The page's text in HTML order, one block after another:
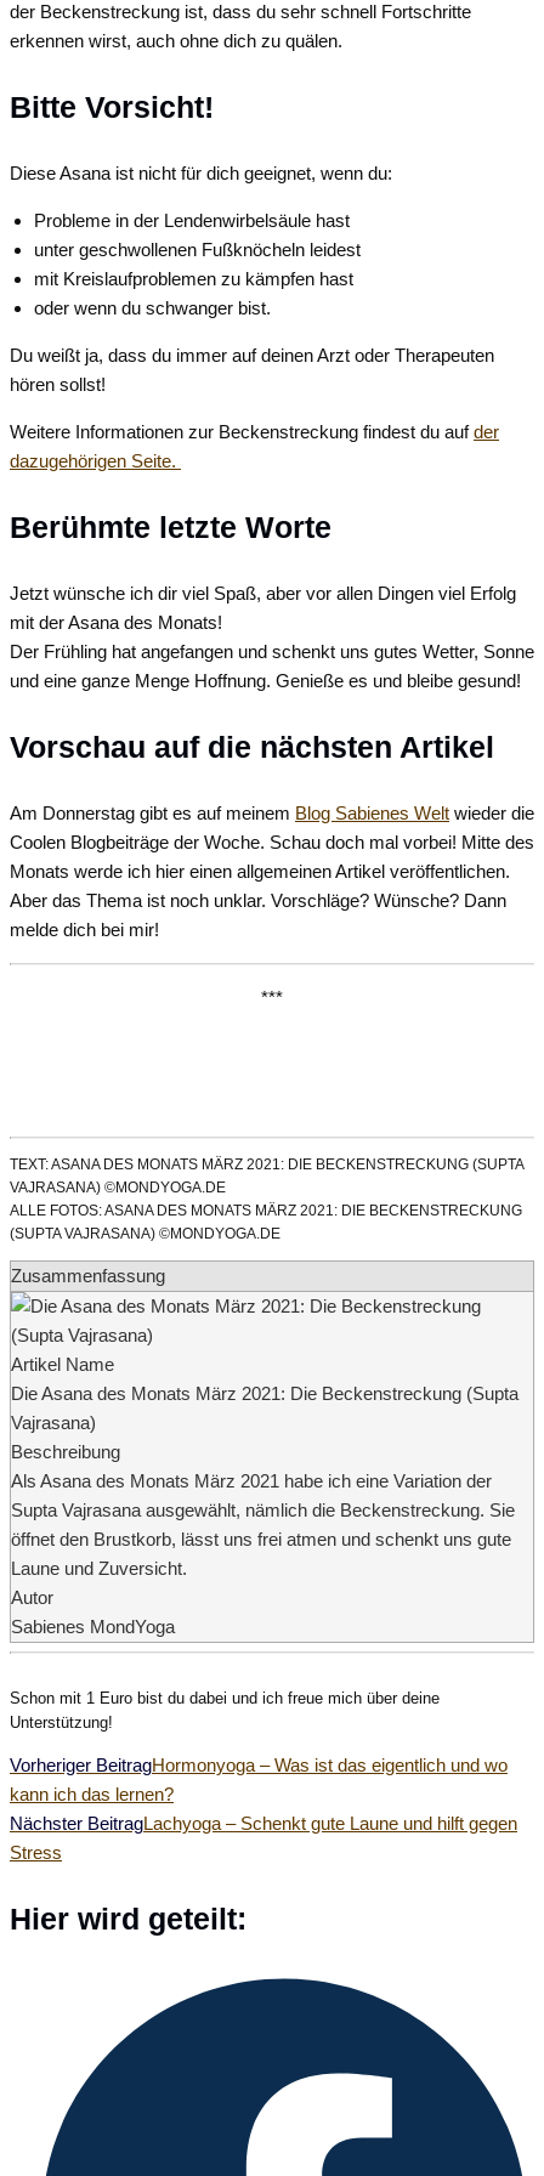
der Beckenstreckung ist, dass du sehr schnell Fortschritte
erkennen wirst, auch ohne dich zu quälen.
Bitte Vorsicht!
Diese Asana ist nicht für dich geeignet, wenn du:
Probleme in der Lendenwirbelsäule hast
unter geschwollenen Fußknöcheln leidest
mit Kreislaufproblemen zu kämpfen hast
oder wenn du schwanger bist.
Du weißt ja, dass du immer auf deinen Arzt oder Therapeuten
hören sollst!
Weitere Informationen zur Beckenstreckung findest du aufder
dazugehörigen Seite.
Berühmte letzte Worte
Jetzt wünsche ich dir viel Spaß, aber vor allen Dingen viel Erfolg
mit der Asana des Monats!
Der Frühling hat angefangen und schenkt uns gutes Wetter, Sonne
und eine ganze Menge Hoffnung. Genieße es und bleibe gesund!
Vorschau auf die nächsten Artikel
Am Donnerstag gibt es auf meinem Blog Sabienes Welt wieder die
Coolen Blogbeiträge der Woche. Schau doch mal vorbei! Mitte des
Monats werde ich hier einen allgemeinen Artikel veröffentlichen.
Aber das Thema ist noch unklar. Vorschläge? Wünsche? Dann
melde dich bei mir!
***
TEXT: ASANA DES MONATS MÄRZ 2021: DIE BECKENSTRECKUNG (SUPTA
VAJRASANA) ©MONDYOGA.DE
ALLE FOTOS: ASANA DES MONATS MÄRZ 2021: DIE BECKENSTRECKUNG
(SUPTA VAJRASANA) ©MONDYOGA.DE
Zusammenfassung
Artikel Name
Die Asana des Monats März 2021: Die Beckenstreckung (Supta
Vajrasana)
Beschreibung
Als Asana des Monats März 2021 habe ich eine Variation der
Supta Vajrasana ausgewählt, nämlich die Beckenstreckung. Sie
öffnet den Brustkorb, lässt uns frei atmen und schenkt uns gute
Laune und Zuversicht.
Autor
Sabienes MondYoga
Schon mit 1 Euro bist du dabei und ich freue mich über deine
Unterstützung!
Weitere
Artikel
Vorheriger BeitragHormonyoga – Was ist das eigentlich und wo
kann ich das lernen?
Nächster BeitragLachyoga – Schenkt gute Laune und hilft gegen
Stress
Hier wird geteilt:
Fenster